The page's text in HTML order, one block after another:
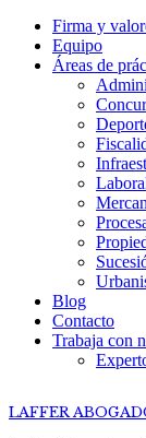
Firma y
Equipo
Áreas de
Blog
Contacto
Trabaja con
LAFFER